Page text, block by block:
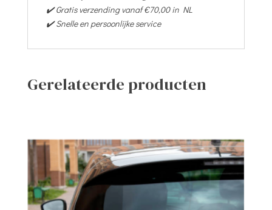
✔️ Gratis verzending vanaf €70,00 in NL
✔️ Snelle en persoonlijke service
Gerelateerde producten